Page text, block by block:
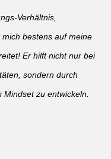
Verhältnis,
bestens auf meine
Er hilft nicht nur bei
sondern durch
zu entwickeln.